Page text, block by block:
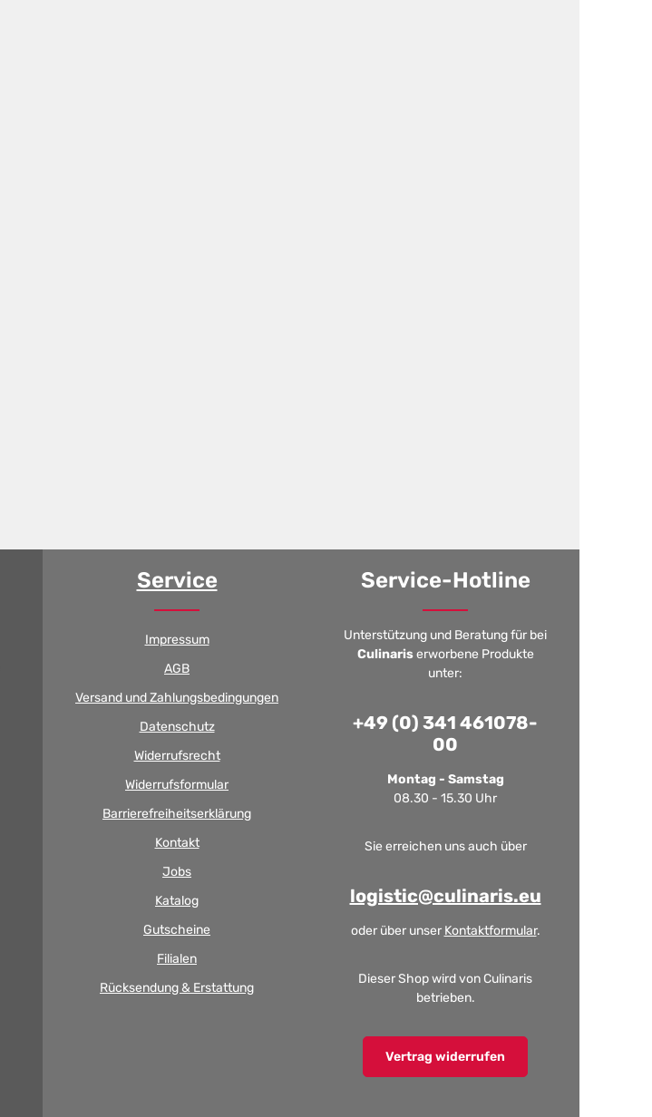
Service
Impressum
AGB
Versand und Zahlungsbedingungen
Datenschutz
Widerrufsrecht
Widerrufsformular
Barrierefreiheitserklärung
Kontakt
Jobs
Katalog
Gutscheine
Filialen
Rücksendung & Erstattung
Service-Hotline
Unterstützung und Beratung für bei
Culinariserworbene Produkte
unter:
+49 (0) 341 461078-
00
Montag - Samstag
08.30 - 15.30 Uhr
Sie erreichen uns auch über
logistic@culinaris.eu
oder über unser Kontaktformular.
Dieser Shop wird von Culinaris
betrieben.
Vertrag widerrufen